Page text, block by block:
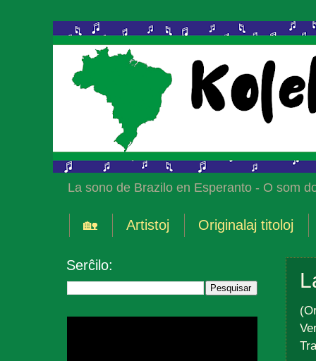
La sono de Brazilo en Esperanto - O som
🏡 Artistoj Originalaj titoloj
Serĉilo: